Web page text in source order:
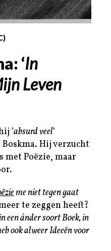
‘In
Leven
‘absurd veel‘
Hij verzucht
met Poëzie, maar
me niet tegen gaat
te zeggen heeft?
een ánder soort Boek, in
ook alweer Ideeën voor